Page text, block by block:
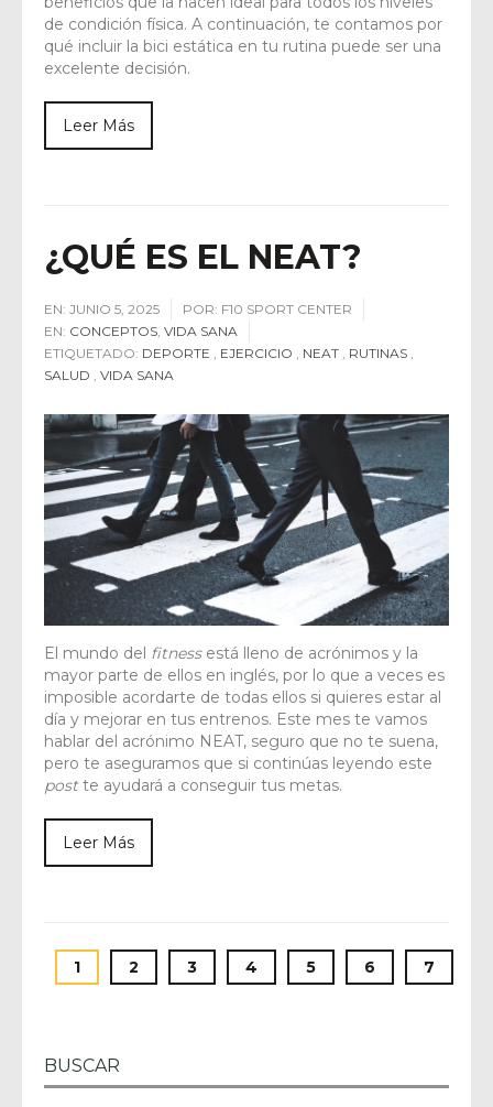
de condición física. A continuación, te contamos por
qué incluir la bici estática en tu rutina puede ser una
excelente decisión.
Leer Más
¿QUÉ ES EL NEAT?
EN: JUNIO 5, 2025 POR: F10 SPORT CENTER
EN: CONCEPTOS, VIDA SANA
ETIQUETADO: DEPORTE , EJERCICIO , NEAT , RUTINAS ,
SALUD , VIDA SANA
El mundo del fitnessestá lleno de acrónimos y la
mayor parte de ellos en inglés, por lo que a veces es
imposible acordarte de todas ellos si quieres estar al
día y mejorar en tus entrenos. Este mes te vamos
hablar del acrónimo NEAT, seguro que no te suena,
pero te aseguramos que si continúas leyendo este
postte ayudará a conseguir tus metas.
Leer Más
1 2 3 4 5 6 7
BUSCAR